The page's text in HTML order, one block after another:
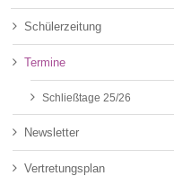
Schülerzeitung
Termine
Schließtage 25/26
Newsletter
Vertretungsplan